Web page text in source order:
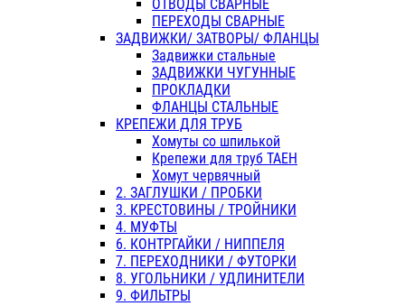
ОТВОДЫ СВАРНЫЕ
ПЕРЕХОДЫ СВАРНЫЕ
ЗАДВИЖКИ/ ЗАТВОРЫ/ ФЛАНЦЫ
Задвижки стальные
ЗАДВИЖКИ ЧУГУННЫЕ
ПРОКЛАДКИ
ФЛАНЦЫ СТАЛЬНЫЕ
КРЕПЕЖИ ДЛЯ ТРУБ
Хомуты со шпилькой
Крепежи для труб ТАЕН
Хомут червячный
2. ЗАГЛУШКИ / ПРОБКИ
3. КРЕСТОВИНЫ / ТРОЙНИКИ
4. МУФТЫ
6. КОНТРГАЙКИ / НИППЕЛЯ
7. ПЕРЕХОДНИКИ / ФУТОРКИ
8. УГОЛЬНИКИ / УДЛИНИТЕЛИ
9. ФИЛЬТРЫ